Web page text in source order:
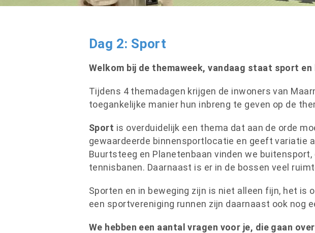
Dag 2: Sport
Welkom bij de themaweek, vandaag staat sport
Tijdens 4 themadagen krijgen de inwoners van
toegankelijke manier hun inbreng te geven op de
Sport is overduidelijk een thema dat aan de orde
gewaardeerde binnensportlocatie en geeft variatie
Buurtsteeg en Planetenbaan vinden we
tennisbanen. Daarnaast is er in de bossen veel
Sporten en in beweging zijn is niet alleen fijn, het is
een sportvereniging runnen zijn daarnaast ook nog
We hebben een aantal vragen voor je, die gaan